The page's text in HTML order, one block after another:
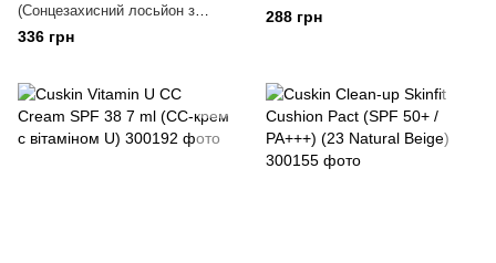
(Сонцезахисний лосьйон з
ліпосомами на стабільних
фільтрах)
336 грн
288 грн